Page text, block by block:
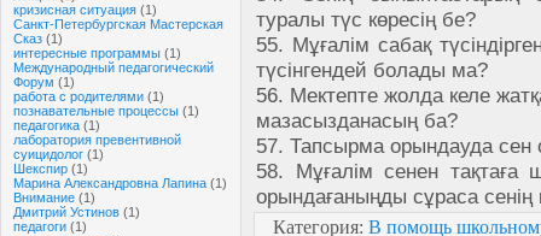
кризисная ситуация (1)
Санкт-Петербургская Мастерская
Сказ (1)
интересные программы (1)
Международный педагогический
Форум (1)
работа с родителями (1)
познавательные процессы (1)
педагогика (1)
лаборатория превентивной
суицидолог (1)
Шекспир (1)
Марина Александровна Лапина (1)
Внимание (1)
Дмитрий Устинов (1)
педагоги (1)
туралы түс көресің бе?
55. Мұғалім сабақ
түсінгендей болады ма?
56. Мектепте жолда келе
мазасызданасың ба?
57. Тапсырма орындауда сен
58. Мұғалім сенен
орындағаныңды сұраса сенің
Категория: В помощь